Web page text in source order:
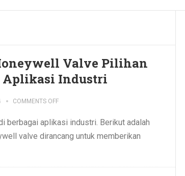
Valve Pilihan
Aplikasi Industri
COMMENTS OFF
berbagai aplikasi industri. Berikut adalah
valve dirancang untuk memberikan